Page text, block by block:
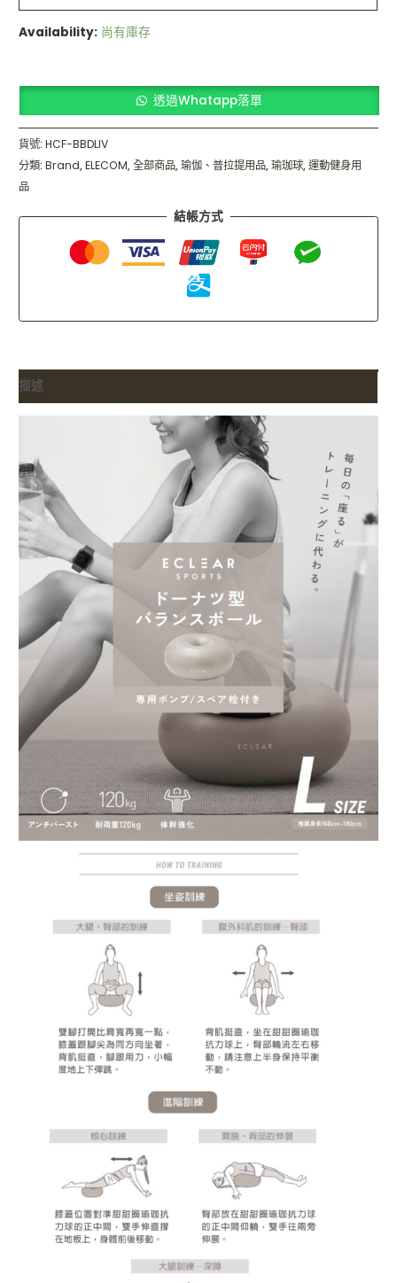
Availability: 尚有庫存
透過Whatapp落單
貨號:HCF-BBDLIV
分類:Brand,ELECOM,全部商品,瑜伽、普拉提用品,瑜珈球,運動健身用
品
結帳方式
描述